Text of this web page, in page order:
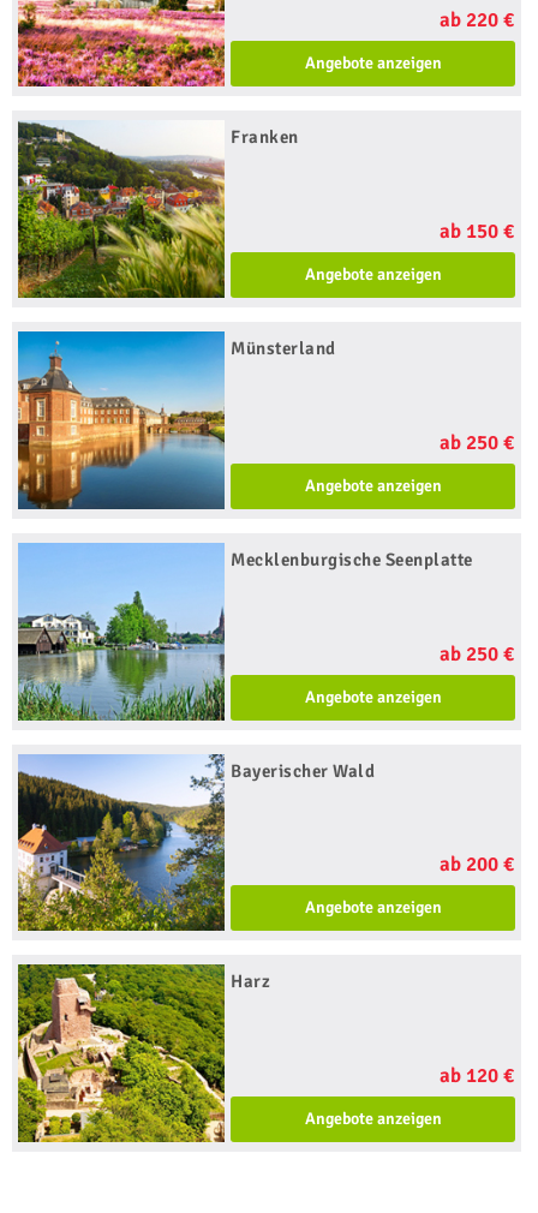
ab 220 €
Angebote anzeigen
Franken
ab 150 €
Angebote anzeigen
Münsterland
ab 250 €
Angebote anzeigen
Mecklenburgische Seenplatte
ab 250 €
Angebote anzeigen
Bayerischer Wald
ab 200 €
Angebote anzeigen
Harz
ab 120 €
Angebote anzeigen